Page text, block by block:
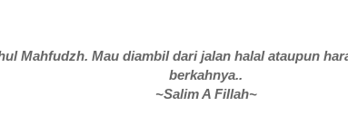
Mahfudzh. Mau diambil dari jalan halal ataupun
berkahnya..
~Salim A Fillah~